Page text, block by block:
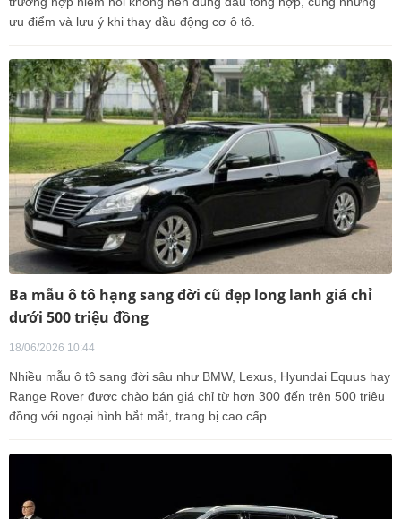
ưu điểm và lưu ý khi thay dầu động cơ ô tô.
Ba mẫu ô tô hạng sang đời cũ đẹp long lanh giá chỉ
dưới 500 triệu đồng
18/06/2026 10:44
Nhiều mẫu ô tô sang đời sâu như BMW, Lexus, Hyundai Equus hay
Range Rover được chào bán giá chỉ từ hơn 300 đến trên 500 triệu
đồng với ngoại hình bắt mắt, trang bị cao cấp.